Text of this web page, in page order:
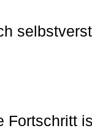
Fortschritt